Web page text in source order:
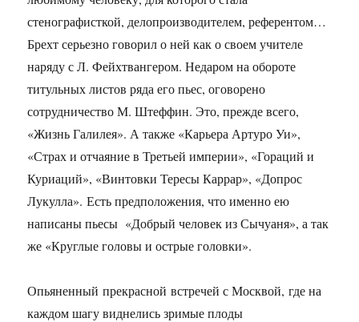
стенографисткой, делопроизводителем, референтом…
Брехт серьезно говорил о ней как о своем учителе
наряду с Л. Фейхтвангером. Недаром на обороте
титульных листов ряда его пьес, оговорено
сотрудничество М. Штеффин. Это, прежде всего,
«Жизнь Галилея». А также «Карьера Артуро Уи»,
«Страх и отчаяние в Третьей империи», «Гораций и
Куриаций», «Винтовки Тересы Каррар», «Допрос
Лукулла». Есть предположения, что именно ею
написаны пьесы «Добрый человек из Сычуаня», а так
же «Круглые головы и острые головки».
Опьяненный прекрасной встречей с Москвой, где на
каждом шагу виднелись зримые плоды